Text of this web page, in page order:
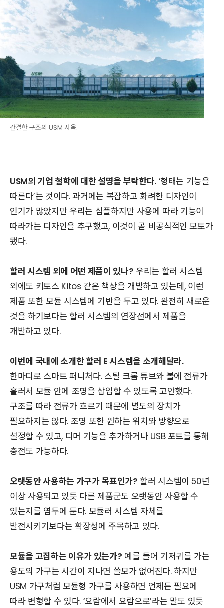
간결한 구조의 USM 사옥.
USM의 기업 철학에 대한 설명을 부탁한다.‘형태는 기능을
따른다’는 것이다. 과거에는 복잡하고 화려한 디자인이
인기가 많았지만 우리는 심플하지만 사용에 따라 기능이
따라가는 디자인을 추구했고, 이것이 곧 비공식적인 모토가
됐다.
할러 시스템 외에 어떤 제품이 있나? 우리는 할러 시스템
외에도 키토스 Kitos 같은 책상을 개발하고 있는데, 이런
제품 또한 모듈 시스템에 기반을 두고 있다. 완전히 새로운
것을 하기보다는 할러 시스템의 연장선에서 제품을
개발하고 있다.
이번에 국내에 소개한 할러 E 시스템을 소개해달라.
한마디로 스마트 퍼니처다. 스틸 크롬 튜브와 볼에 전류가
흘러서 모듈 안에 조명을 삽입할 수 있도록 고안했다.
구조를 따라 전류가 흐르기 때문에 별도의 장치가
필요하지는 않다. 조명 또한 원하는 위치와 방향으로
설정할 수 있고, 디머 기능을 추가하거나 USB 포트를 통해
충전도 가능하다.
오랫동안 사용하는 가구가 목표인가? 할러 시스템이 50년
이상 사용되고 있듯 다른 제품군도 오랫동안 사용할 수
있는지를 염두에 둔다. 모듈러 시스템 자체를
발전시키기보다는 확장성에 주목하고 있다.
모듈을 고집하는 이유가 있는가? 예를 들어 기저귀를 가는
용도의 가구는 시간이 지나면 쓸모가 없어진다. 하지만
USM 가구처럼 모듈형 가구를 사용하면 언제든 필요에
따라 변형할 수 있다. ‘요람에서 요람으로’라는 말도 있듯